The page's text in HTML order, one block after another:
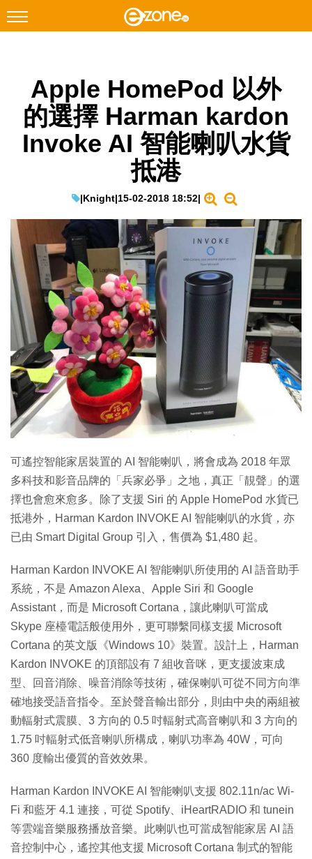
Facebook Instagram
科技焦點
網絡生活
EduTech
IT Times
生成式AI與雲端應用
Enterprise Digital Transformation
特集
Apple HomePod 以外
的選擇 Harman kardon
Invoke AI 智能喇叭水貨
抵港
|Knight|15-02-2018 18:52|
可遙控智能家居裝置的 AI 智能喇叭，將會成為 2018 年眾
多科技和影音品牌的「兵家必爭」之地，真正「靚聲」的選
擇也會愈來愈多。除了支援 Siri 的 Apple HomePod 水貨已
抵港外，Harman Kardon INVOKE AI 智能喇叭的水貨，亦
已由 Smart Digital Group 引入，售價為 $1,480 起。
Harman Kardon INVOKE AI 智能喇叭所使用的 AI 語音助手
系統，不是 Amazon Alexa、Apple Siri 和 Google
Assistant，而是 Microsoft Cortana，讓此喇叭可當成
Skype 座檯電話般使用外，更可聯繫同樣支援 Microsoft
Cortana 的英文版《Windows 10》裝置。設計上，Harman
Kardon INVOKE 的頂部設有 7 組收音咪，更支援波束成
型、回音消除、噪音消除等技術，確保喇叭可從不同方向準
確地接受語音指令。至於聲音輸出部分，則由中央的兩組被
動輻射式震膜、3 方向的 0.5 吋輻射式高音喇叭和 3 方向的
1.75 吋輻射式低音喇叭所構成，喇叭功率為 40W，可向
360 度輸出優質的音效效果。
Harman Kardon INVOKE AI 智能喇叭支援 802.11n/ac Wi-
Fi 和藍牙 4.1 連接，可從 Spotify、iHeartRADIO 和 tunein
等雲端音樂服務播放音樂。此喇叭也可當成智能家居 AI 語
音控制中心，遙控其他支援 Microsoft Cortana 制式的智能